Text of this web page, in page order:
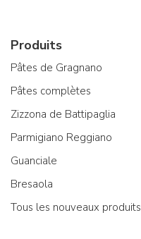
Produits
Pâtes de Gragnano
Pâtes complètes
Zizzona de Battipaglia
Parmigiano Reggiano
Guanciale
Bresaola
Tous les nouveaux produits